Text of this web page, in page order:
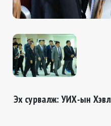
Эх сурвалж: УИХ-ын